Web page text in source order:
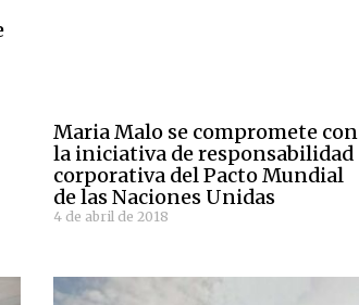
Maria Malo se compromete con
la iniciativa de responsabilidad
corporativa del Pacto Mundial
de las Naciones Unidas
4 de abril de 2018